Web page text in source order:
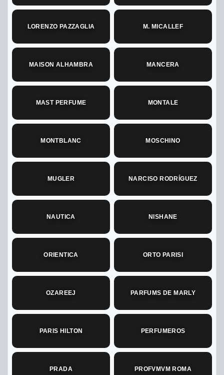
LORENZO PAZZAGLIA M. MICALLEF
MAISON ALHAMBRA MANCERA
MAST PERFUME MONTALE
MONTBLANC MOSCHINO
MUGLER NARCISO RODRÍGUEZ
NAUTICA NISHANE
ORIENTICA ORTO PARISI
OZAREEJ PARFUMS DE MARLY
PARIS HILTON PERFUMEROS
PRADA PROFVMVM ROMA